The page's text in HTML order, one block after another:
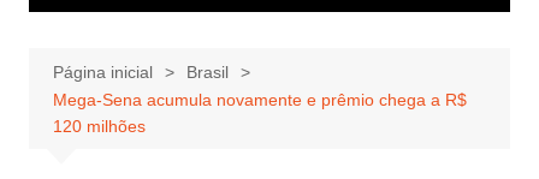
Página inicial
Brasil
Mega-Sena acumula novamente e prêmio chega a R$
120 milhões